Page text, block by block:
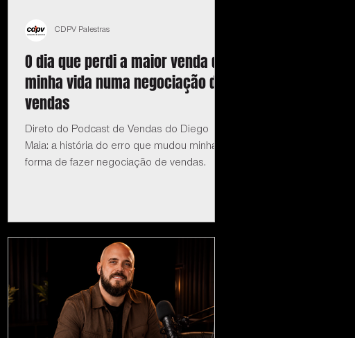
O dia que perdi a maior venda da
minha vida numa negociação de
vendas
Direto do Podcast de Vendas do Diego
Maia: a história do erro que mudou minha
forma de fazer negociação de vendas.
CDPV Palestras